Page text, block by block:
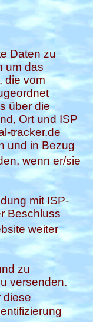
Daten zu
um das
die vom
über die
Ort und ISP
tracker.de
und in Bezug
wenn er/sie
mit ISP-
Beschluss
weiter
zu
versenden.
diese